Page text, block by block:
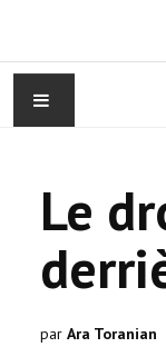
ACTUALITÉ
COMMUNAUTÉ
Le
par Ara Toranian